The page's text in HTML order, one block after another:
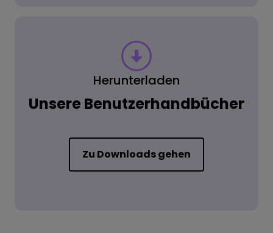
Herunterladen
Unsere Benutzerhandbücher
Zu Downloads gehen